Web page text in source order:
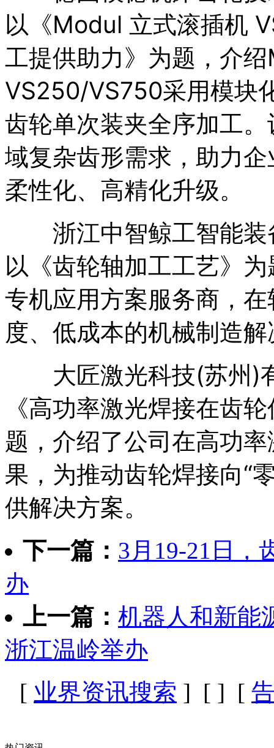
以《Modul 立式滚插机
工提供助力》为题，介
VS250/VS750采用模块
齿轮单次装夹全序加工
域复杂齿形需求，助力
柔性化、高精化升级。
浙江中智鲸工智能装
以《齿轮轴加工工艺》
专机应用方案服务商，
度、低成本的机械制造
大匠激光科技(苏州)
《高功率激光焊接在齿
题，介绍了公司在高功
果，为推动齿轮焊接向“
供解决方案。
下一篇： 3月19-21日，
办
上一篇： 机器人和新能
浙江温岭举办
[ 业界资讯搜索 ] [ ] [